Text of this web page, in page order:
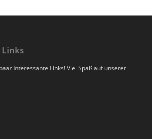
interessante Links! Viel Spaß auf unserer